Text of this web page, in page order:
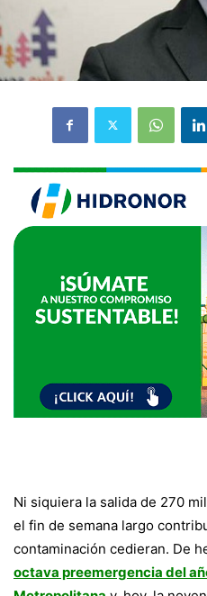
Ni siquiera la salida de 270
el fin de semana largo
contaminación cedieran. De
octava preemergencia del